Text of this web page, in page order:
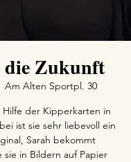
Zukunft
Am Alten Sportpl. 30
der Kipperkarten in
ist sie sehr liebevoll ein
Sarah bekommt
sie in Bildern auf Papier